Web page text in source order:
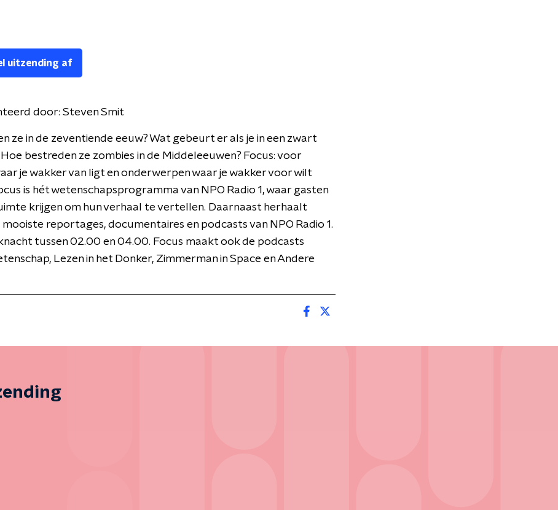
uitzending af
door: Steven Smit
ze in de zeventiende eeuw? Wat gebeurt er als je in een zwart
bestreden ze zombies in de Middeleeuwen? Focus: voor
je wakker van ligt en onderwerpen waar je wakker voor wilt
is hét wetenschapsprogramma van NPO Radio 1, waar gasten
krijgen om hun verhaal te vertellen. Daarnaast herhaalt
mooiste reportages, documentaires en podcasts van NPO Radio 1.
tussen 02.00 en 04.00. Focus maakt ook de podcasts
Lezen in het Donker, Zimmerman in Space en Andere